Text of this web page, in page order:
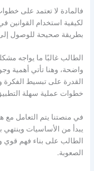
فالمادة لا تعتمد على
لكيفية استخدام القوانين
بطريقة صحيحة للوصول إلى
الطالب غالبًا ما يواجه
واضحة، وهنا تأتي أهمية
القدرة على تبسيط
خطوات عملية سهلة
في منصتنا يتم التعامل
يبدأ من الأساسيات وينتهي
الطالب على بناء فهم قوي
الصعوبة.